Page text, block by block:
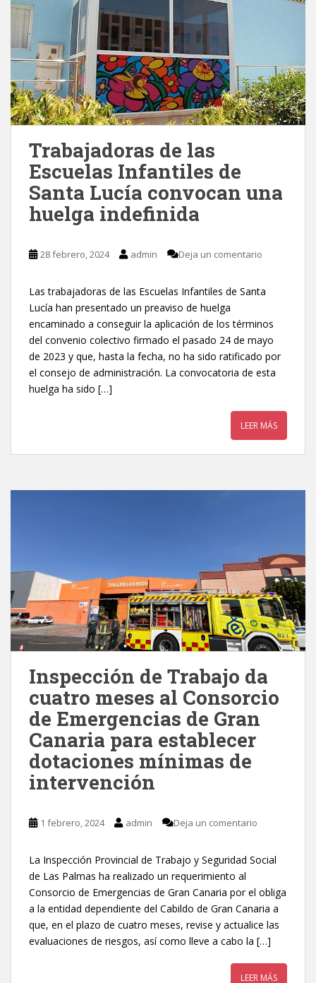
Trabajadoras de las
Escuelas Infantiles de
Santa Lucía convocan una
huelga indefinida
28 febrero, 2024 admin Deja un comentario
Las trabajadoras de las Escuelas Infantiles de Santa
Lucía han presentado un preaviso de huelga
encaminado a conseguir la aplicación de los términos
del convenio colectivo firmado el pasado 24 de mayo
de 2023 y que, hasta la fecha, no ha sido ratificado por
el consejo de administración. La convocatoria de esta
huelga ha sido […]
LEER MÁS
Inspección de Trabajo da
cuatro meses al Consorcio
de Emergencias de Gran
Canaria para establecer
dotaciones mínimas de
intervención
1 febrero, 2024 admin Deja un comentario
La Inspección Provincial de Trabajo y Seguridad Social
de Las Palmas ha realizado un requerimiento al
Consorcio de Emergencias de Gran Canaria por el obliga
a la entidad dependiente del Cabildo de Gran Canaria a
que, en el plazo de cuatro meses, revise y actualice las
evaluaciones de riesgos, así como lleve a cabo la […]
LEER MÁS